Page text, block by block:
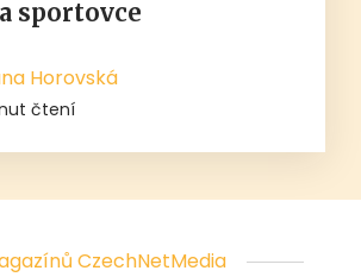
sportovce
Horovská
čtení
CzechNetMedia